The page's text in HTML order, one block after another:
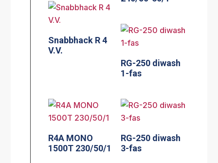
Snabbhack R 4
V.V.
RG-250 diwash
1-fas
R4A MONO
1500T 230/50/1
RG-250 diwash
3-fas